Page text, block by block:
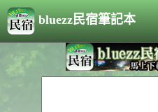
bluezz民宿筆記本